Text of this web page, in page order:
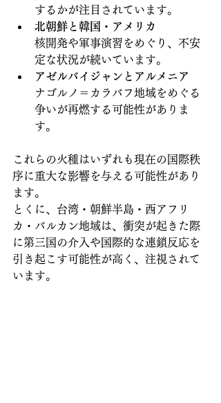
するかが注目されています。
北朝鮮と韓国・アメリカ
核開発や軍事演習をめぐり、不安
定な状況が続いています。
アゼルバイジャンとアルメニア
ナゴルノ＝カラバフ地域をめぐる
争いが再燃する可能性がありま
す。
これらの火種はいずれも現在の国際秩
序に重大な影響を与える可能性があり
ます。
とくに、台湾・朝鮮半島・西アフリ
カ・バルカン地域は、衝突が起きた際
に第三国の介入や国際的な連鎖反応を
引き起こす可能性が高く、注視されて
います。